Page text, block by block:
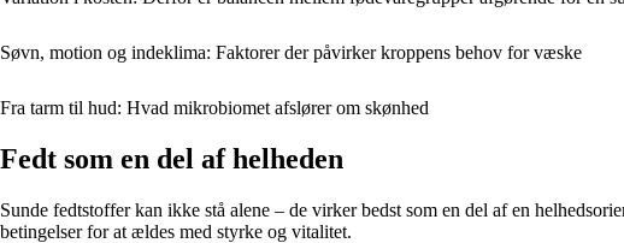
Søvn, motion og indeklima: Faktorer der påvirker kroppens behov for væske
Fra tarm til hud: Hvad mikrobiomet afslører om skønhed
Fedt som en del af helheden
Sunde fedtstoffer kan ikke stå alene – de virker bedst som en del af en
betingelser for at ældes med styrke og vitalitet.